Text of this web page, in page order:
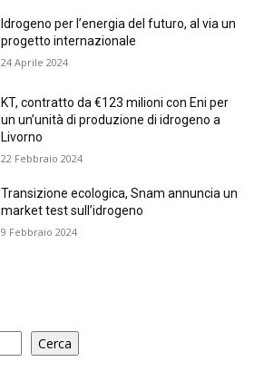
Idrogeno per l’energia del futuro, al via un
progetto internazionale
24 Aprile 2024
KT, contratto da €123 milioni con Eni per
un un’unità di produzione di idrogeno a
Livorno
22 Febbraio 2024
Transizione ecologica, Snam annuncia un
market test sull’idrogeno
9 Febbraio 2024
Cerca